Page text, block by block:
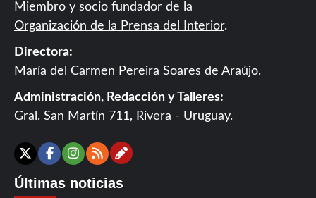
Miembro y socio fundador de la
Organización de la Prensa del Interior.
Directora:
María del Carmen Pereira Soares de Araújo.
Administración, Redacción y Talleres:
Gral. San Martín 711, Rivera - Uruguay.
X Facebook
Instagram
RSSContáctanos
Últimas noticias